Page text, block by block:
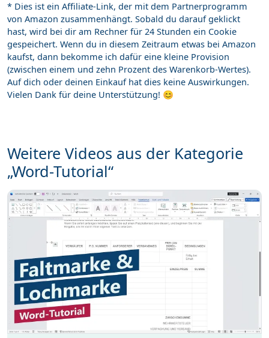
* Dies ist ein Affiliate-Link, der mit dem Partnerprogramm
von Amazon zusammenhängt. Sobald du darauf geklickt
hast, wird bei dir am Rechner für 24 Stunden ein Cookie
gespeichert. Wenn du in diesem Zeitraum etwas bei Amazon
kaufst, dann bekomme ich dafür eine kleine Provision
(zwischen einem und zehn Prozent des Warenkorb-Wertes).
Auf dich oder deinen Einkauf hat dies keine Auswirkungen.
Vielen Dank für deine Unterstützung! 😊
Weitere Videos aus der Kategorie
„Word-Tutorial“